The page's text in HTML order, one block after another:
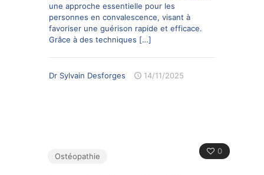
une approche essentielle pour les
personnes en convalescence, visant à
favoriser une guérison rapide et efficace.
Grâce à des techniques […]
Dr Sylvain Desforges 14/11/2025
0
Ostéopathie